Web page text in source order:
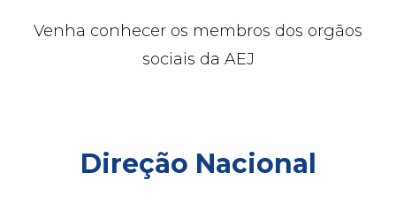
Venha conhecer os membros dos orgãos
sociais da AEJ
Direção Nacional